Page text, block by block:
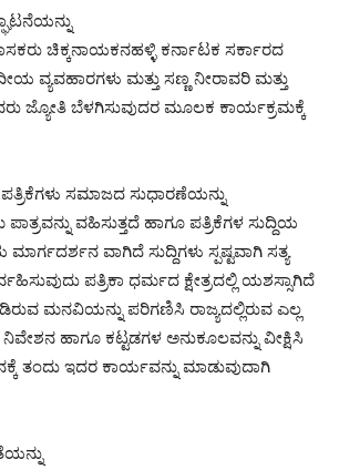
ಚಿಕ್ಕನಾಯಕನಹಳ್ಳಿ ಕರ್ನಾಟಕ ಸರ್ಕಾರದ
ವ್ಯವಹಾರಗಳು ಮತ್ತು ಸಣ್ಣ ನೀರಾವರಿ ಮತ್ತು
ಜ್ಯೋತಿ ಬೆಳಗಿಸುವುದರ ಮೂಲಕ ಕಾರ್ಯಕ್ರಮಕ್ಕೆ
ಪತ್ರಿಕೆಗಳು ಸಮಾಜದ ಸುಧಾರಣೆಯನ್ನು
ವಹಿಸುತ್ತದೆ ಹಾಗೂ ಪತ್ರಿಕೆಗಳ ಸುದ್ದಿಯ
ವಾಗಿದೆ ಸುದ್ದಿಗಳು ಸ್ಪಷ್ಟವಾಗಿ ಸತ್ಯ
ಪತ್ರಿಕಾ ಧರ್ಮದ ಕ್ಷೇತ್ರದಲ್ಲಿ ಯಶಸ್ಸಾಗಿದೆ
ಮನವಿಯನ್ನು ಪರಿಗಣಿಸಿ ರಾಜ್ಯದಲ್ಲಿರುವ ಎಲ್ಲ
ಹಾಗೂ ಕಟ್ಟಡಗಳ ಅನುಕೂಲವನ್ನು ವೀಕ್ಷಿಸಿ
ತಂದು ಇದರ ಕಾರ್ಯವನ್ನು ಮಾಡುವುದಾಗಿ